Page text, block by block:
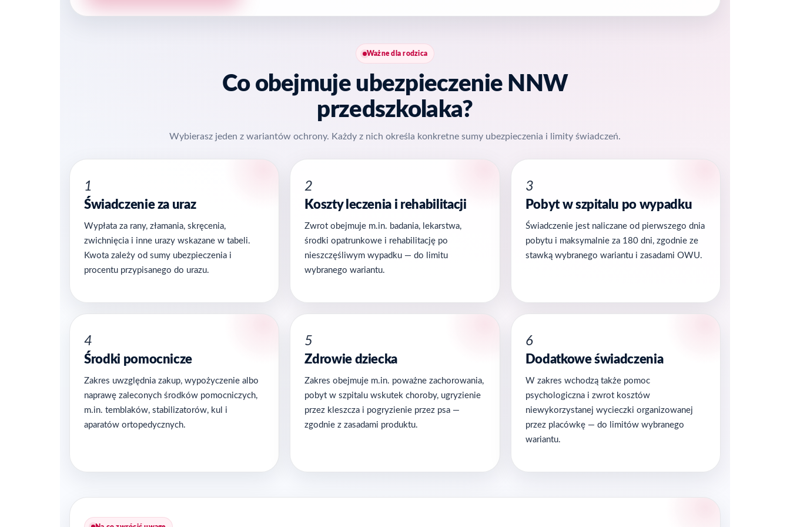
Ważne dla rodzica
Co obejmuje ubezpieczenie NNW
przedszkolaka?
Wybierasz jeden z wariantów ochrony. Każdy z nich określa konkretne sumy ubezpieczenia i limity świadczeń.
1
Świadczenie za uraz
Wypłata za rany, złamania, skręcenia,
zwichnięcia i inne urazy wskazane w tabeli.
Kwota zależy od sumy ubezpieczenia i
procentu przypisanego do urazu.
2
Koszty leczenia i rehabilitacji
Zwrot obejmuje m.in. badania, lekarstwa,
środki opatrunkowe i rehabilitację po
nieszczęśliwym wypadku — do limitu
wybranego wariantu.
3
Pobyt w szpitalu po wypadku
Świadczenie jest naliczane od pierwszego dnia
pobytu i maksymalnie za 180 dni, zgodnie ze
stawką wybranego wariantu i zasadami OWU.
4
Środki pomocnicze
Zakres uwzględnia zakup, wypożyczenie albo
naprawę zaleconych środków pomocniczych,
m.in. temblaków, stabilizatorów, kul i
aparatów ortopedycznych.
5
Zdrowie dziecka
Zakres obejmuje m.in. poważne zachorowania,
pobyt w szpitalu wskutek choroby, ugryzienie
przez kleszcza i pogryzienie przez psa —
zgodnie z zasadami produktu.
6
Dodatkowe świadczenia
W zakres wchodzą także pomoc
psychologiczna i zwrot kosztów
niewykorzystanej wycieczki organizowanej
przez placówkę — do limitów wybranego
wariantu.